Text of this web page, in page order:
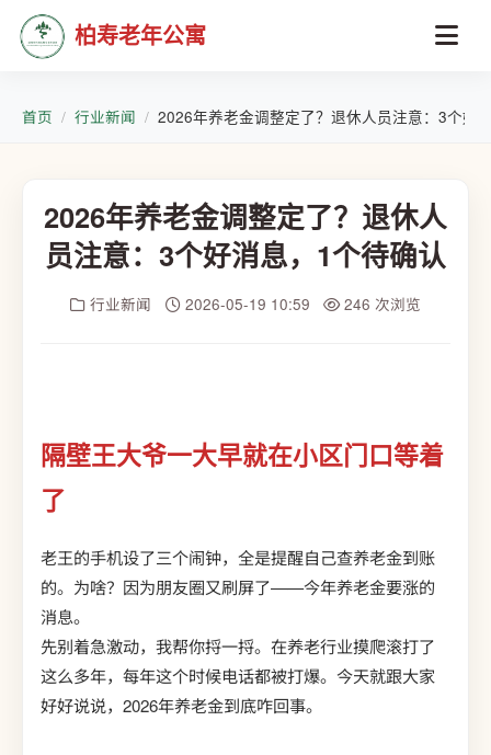
柏寿老年公寓
首页 行业新闻 2026年养老金调整定了？退休人员注意：3个好
2026年养老金调整定了？退休人
员注意：3个好消息，1个待确认
行业新闻 2026-05-19 10:59 246 次浏览
隔壁王大爷一大早就在小区门口等着
了
老王的手机设了三个闹钟，全是提醒自己查养老金到账
的。为啥？因为朋友圈又刷屏了——今年养老金要涨的
消息。
先别着急激动，我帮你捋一捋。在养老行业摸爬滚打了
这么多年，每年这个时候电话都被打爆。今天就跟大家
好好说说，2026年养老金到底咋回事。